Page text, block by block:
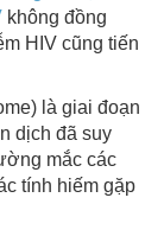
không đồng
HIV cũng tiến
là giai đoạn
dịch đã suy
mắc các
tính hiếm gặp